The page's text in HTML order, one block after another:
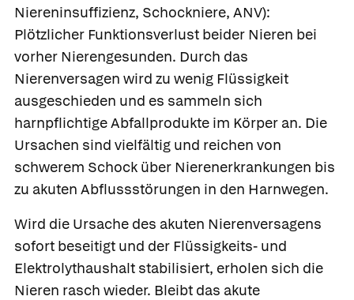
Niereninsuffizienz, Schockniere, ANV):
Plötzlicher Funktionsverlust beider Nieren bei
vorher Nierengesunden. Durch das
Nierenversagen wird zu wenig Flüssigkeit
ausgeschieden und es sammeln sich
harnpflichtige Abfallprodukte im Körper an. Die
Ursachen sind vielfältig und reichen von
schwerem Schock über Nierenerkrankungen bis
zu akuten Abflussstörungen in den Harnwegen.
Wird die Ursache des akuten Nierenversagens
sofort beseitigt und der Flüssigkeits- und
Elektrolythaushalt stabilisiert, erholen sich die
Nieren rasch wieder. Bleibt das akute